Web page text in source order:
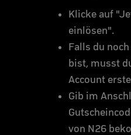
Klicke auf
einlösen".
Falls du
bist, musst
Account
Gib im
von N26